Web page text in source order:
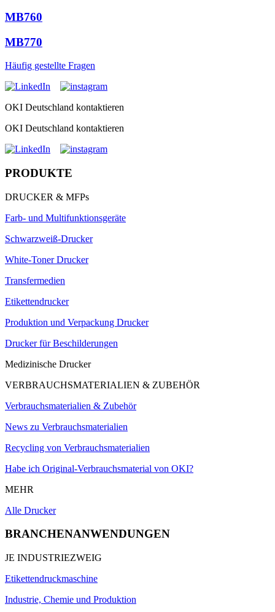
MB760
MB770
Häufig gestellte Fragen
OKI Deutschland kontaktieren
OKI Deutschland kontaktieren
PRODUKTE
DRUCKER & MFPs
Farb- und Multifunktionsgeräte
Schwarzweiß-Drucker
White-Toner Drucker
Transfermedien
Etikettendrucker
Produktion und Verpackung Drucker
Drucker für Beschilderungen
Medizinische Drucker
VERBRAUCHSMATERIALIEN & ZUBEHÖR
Verbrauchsmaterialien & Zubehör
News zu Verbrauchsmaterialien
Recycling von Verbrauchsmaterialien
Habe ich Original-Verbrauchsmaterial von OKI?
MEHR
Alle Drucker
BRANCHENANWENDUNGEN
JE INDUSTRIEZWEIG
Etikettendruckmaschine
Industrie, Chemie und Produktion